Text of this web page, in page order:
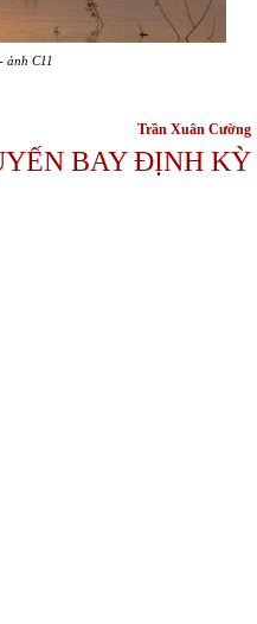
ảnh C11
Trần Xuân Cường
BAY ĐỊNH KỲ